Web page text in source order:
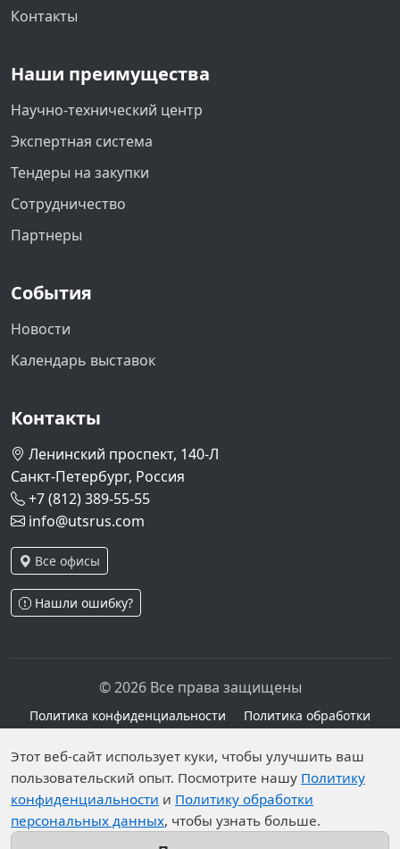
Контакты
Наши преимущества
Научно-технический центр
Экспертная система
Тендеры на закупки
Сотрудничество
Партнеры
События
Новости
Календарь выставок
Контакты
Ленинский проспект, 140-Л
Санкт-Петербург, Россия
+7 (812) 389-55-55
info@utsrus.com
Все офисы
Нашли ошибку?
© 2026 Все права защищены
Политика конфиденциальности
Политика обработки
персональных данных
Персональные данные опубликованы на сайте при
наличии правовых оснований в соответствии с ч.1
ст.6 и ст.10.1 152-ФЗ. Субъектами установлены
запреты на обработку неограниченных кругом лиц
Этот веб-сайт использует куки, чтобы улучшить ваш
пользовательский опыт. Посмотрите нашу Политику
конфиденциальности и Политику обработки
персональных данных, чтобы узнать больше.